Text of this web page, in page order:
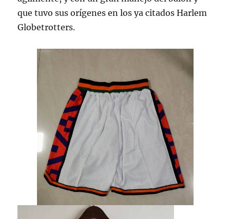
que tuvo sus orígenes en los ya citados Harlem
Globetrotters.